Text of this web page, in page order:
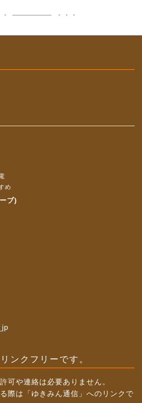
め
ブ)
ンクフリーです。
可や連絡は必要ありません。
際は「ゆきみん通信」へのリンクで